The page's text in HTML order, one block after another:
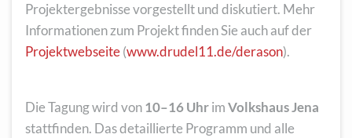
Projektergebnisse vorgestellt und diskutiert. Mehr
Informationen zum Projekt finden Sie auch auf der
Projektwebseite(www.drudel11.de/derason).
Die Tagung wird von10–16 UhrimVolkshaus Jena
stattfinden. Das detaillierte Programm und alle